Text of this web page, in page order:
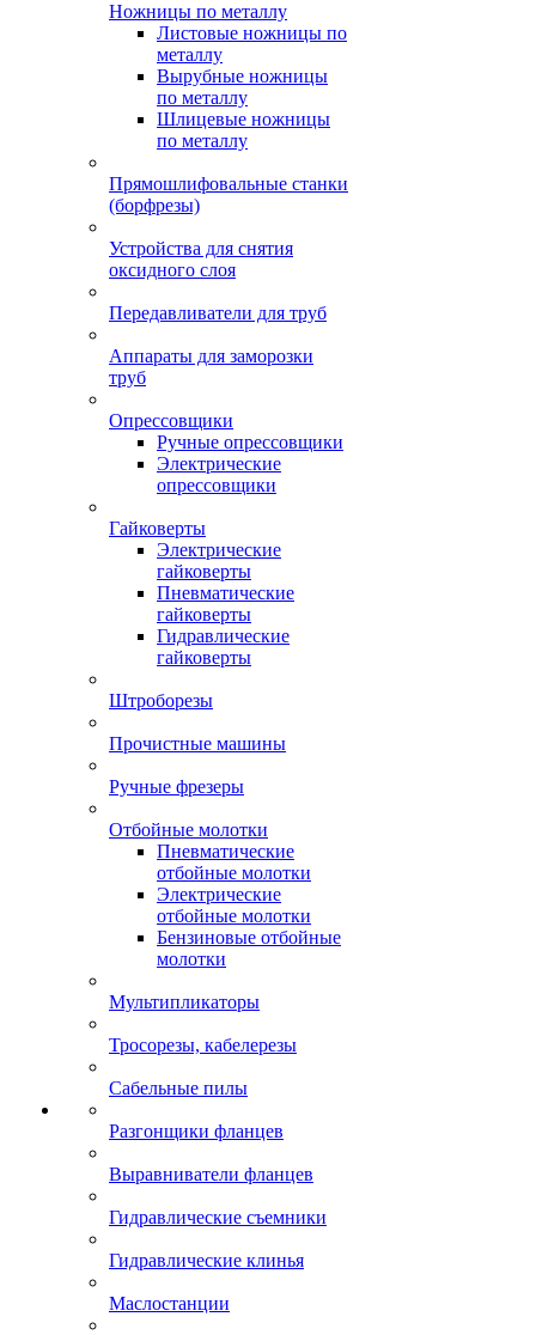
Ножницы по металлу
Листовые ножницы по
металлу
Вырубные ножницы
по металлу
Шлицевые ножницы
по металлу
Прямошлифовальные станки
(борфрезы)
Устройства для снятия
оксидного слоя
Передавливатели для труб
Аппараты для заморозки
труб
Опрессовщики
Ручные опрессовщики
Электрические
опрессовщики
Гайковерты
Электрические
гайковерты
Пневматические
гайковерты
Гидравлические
гайковерты
Штроборезы
Прочистные машины
Ручные фрезеры
Отбойные молотки
Пневматические
отбойные молотки
Электрические
отбойные молотки
Бензиновые отбойные
молотки
Мультипликаторы
Тросорезы, кабелерезы
Сабельные пилы
Разгонщики фланцев
Выравниватели фланцев
Гидравлические съемники
Гидравлические клинья
Маслостанции